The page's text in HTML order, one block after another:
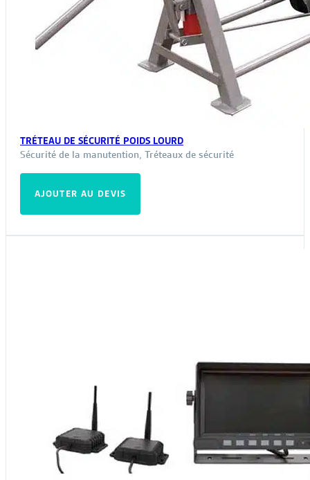
TRÉTEAU DE SÉCURITÉ POIDS LOURD
Sécurité de la manutention, Tréteaux de sécurité
AJOUTER AU DEVIS